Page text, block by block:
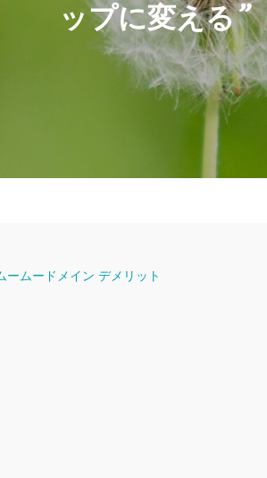
ップに変える”
ームードメイン デメリット